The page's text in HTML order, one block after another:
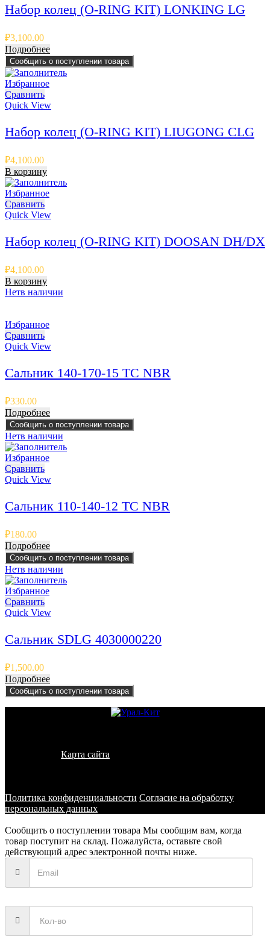
Набор колец (O-RING KIT) LONKING LG
₽3,100.00
Подробнее
Сообщить о поступлении товара
Избранное
Сравнить
Quick View
Набор колец (O-RING KIT) LIUGONG CLG
₽4,100.00
В корзину
Избранное
Сравнить
Quick View
Набор колец (O-RING KIT) DOOSAN DH/DX
₽4,100.00
В корзину
Нетв наличии
Избранное
Сравнить
Quick View
Сальник 140-170-15 TC NBR
₽330.00
Подробнее
Сообщить о поступлении товара
Нетв наличии
Избранное
Сравнить
Quick View
Сальник 110-140-12 TC NBR
₽180.00
Подробнее
Сообщить о поступлении товара
Нетв наличии
Избранное
Сравнить
Quick View
Сальник SDLG 4030000220
₽1,500.00
Подробнее
Сообщить о поступлении товара
Карта сайта
Политика конфиденциальности Согласие на обработку
персональных данных
Сообщить о поступлении товара Мы сообщим вам, когда
товар поступит на склад. Пожалуйста, оставьте свой
действующий адрес электронной почты ниже.